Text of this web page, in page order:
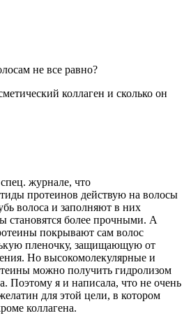
не все равно?
коллаген и сколько он
журнале, что
протеинов действую на волосы
волоса и заполняют в них
становятся более прочными. А
покрывают сам волос
пленочку, защищающую от
Но высокомолекулярные и
можно получить гидролизом
Поэтому я и написала, что не очень
для этой цели, в котором
коллагена.